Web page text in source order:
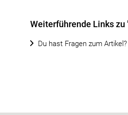
Weiterführende Links zu
Du hast Fragen zum Artikel?